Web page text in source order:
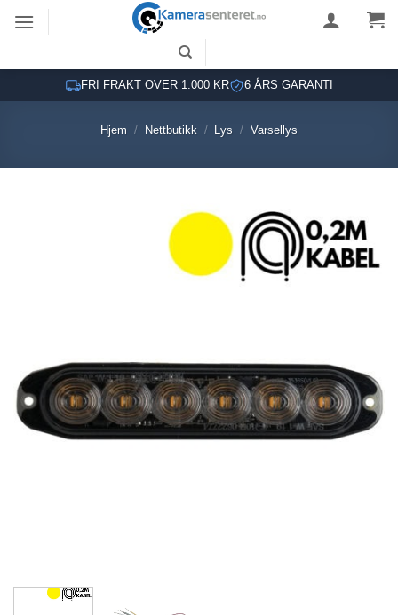
FRI FRAKT OVER 1.000 KR 6 ÅRS GARANTI
Hjem / Nettbutikk / Lys / Varsellys